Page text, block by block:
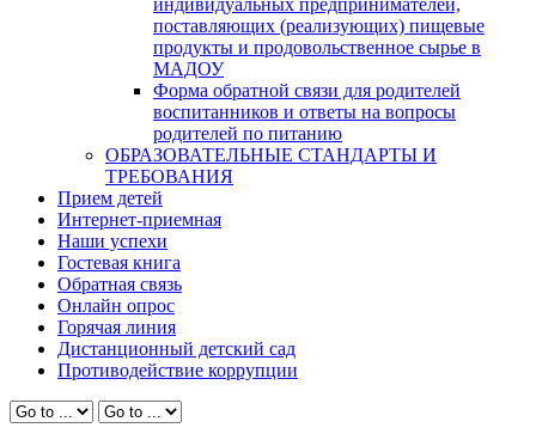
поставляющих (реализующих) пищевые
продукты и продовольственное сырье в
МАДОУ
Форма обратной связи для родителей
воспитанников и ответы на вопросы
родителей по питанию
ОБРАЗОВАТЕЛЬНЫЕ СТАНДАРТЫ И
ТРЕБОВАНИЯ
Прием детей
Интернет-приемная
Наши успехи
Гостевая книга
Обратная связь
Онлайн опрос
Горячая линия
Дистанционный детский сад
Противодействие коррупции